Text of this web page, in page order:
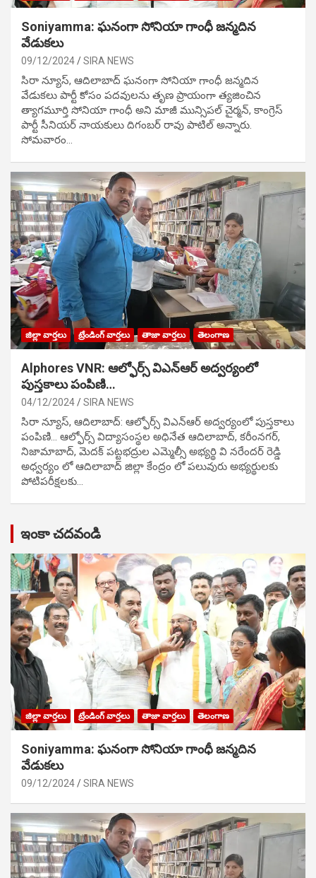
Soniyamma: ఘ‌నంగా సోనియా గాంధీ జ‌న్మ‌దిన
వేడుక‌లు
09/12/2024 SIRA NEWS
సిరా న్యూస్, ఆదిలాబాద్ ఘ‌నంగా సోనియా గాంధీ జ‌న్మ‌దిన
వేడుక‌లు పార్టీ కోసం ప‌ద‌వుల‌ను తృణ ప్రాయంగా త్య‌జించిన
త్యాగమూర్తి సోనియా గాంధీ అని మాజీ మున్సిప‌ల్ చైర్మ‌న్, కాంగ్రెస్
పార్టీ సీనియ‌ర్ నాయ‌కులు దిగంబ‌ర్ రావు పాటిల్ అన్నారు.
సోమవారం…
జిల్లా వార్తలు ట్రేండింగ్ వార్తలు తాజా వార్తలు తెలంగాణ
Alphores VNR: ఆల్ఫోర్స్ విఎన్ఆర్ అద్వర్యంలో
పుస్తకాలు పంపిణి…
04/12/2024 SIRA NEWS
సిరా న్యూస్, ఆదిలాబాద్: ఆల్ఫోర్స్ విఎన్ఆర్ అద్వర్యంలో పుస్తకాలు
పంపిణి… ఆల్ఫోర్స్ విద్యాసంస్థల అధినేత ఆదిలాబాద్, కరీంనగర్,
నిజామాబాద్, మెదక్ పట్టభద్రుల ఎమ్మెల్సీ అభ్యర్థి వి నరేందర్ రెడ్డి
అధ్వర్యం లో ఆదిలాబాద్ జిల్లా కేంద్రం లో పలువురు అభ్యర్థులకు
పోటిప‌రీక్ష‌ల‌కు…
ఇంకా చదవండి
జిల్లా వార్తలు ట్రేండింగ్ వార్తలు తాజా వార్తలు తెలంగాణ
Soniyamma: ఘ‌నంగా సోనియా గాంధీ జ‌న్మ‌దిన
వేడుక‌లు
09/12/2024 SIRA NEWS